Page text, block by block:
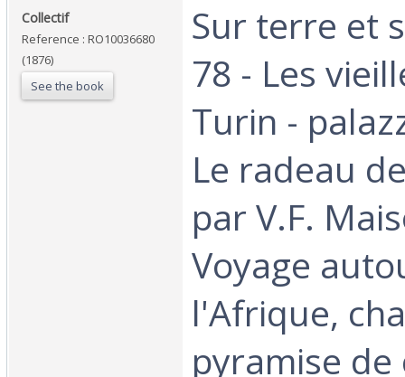
‎Collectif‎
Reference : RO10036680
(1876)
See the book
‎Sur terre et
78 - Les
Turin -
Le radeau
par V.F.
Voyage
l'Afrique,
pyramise